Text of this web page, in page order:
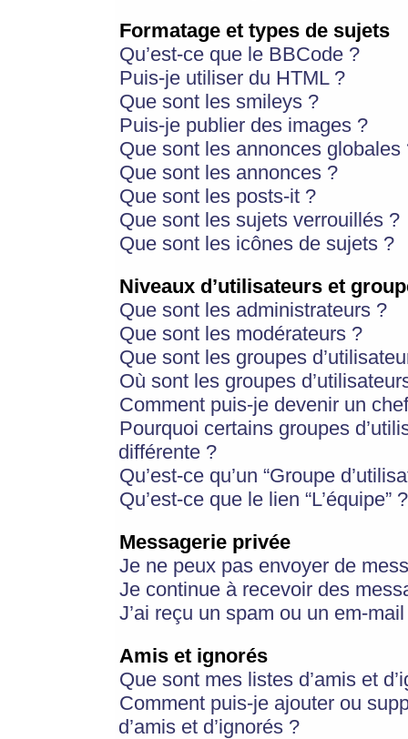
Formatage et types de sujets
Qu’est-ce que le BBCode ?
Puis-je utiliser du HTML ?
Que sont les smileys ?
Puis-je publier des images ?
Que sont les annonces globales
Que sont les annonces ?
Que sont les posts-it ?
Que sont les sujets verrouillés ?
Que sont les icônes de sujets ?
Niveaux d’utilisateurs et
Que sont les administrateurs ?
Que sont les modérateurs ?
Que sont les groupes
Où sont les groupes
Comment puis-je devenir un
Pourquoi certains groupes
différente ?
Qu’est-ce qu’un “Groupe
Qu’est-ce que le lien “L’équipe” ?
Messagerie privée
Je ne peux pas envoyer de
Je continue à recevoir des
J’ai reçu un spam ou un em-
Amis et ignorés
Que sont mes listes d’amis et
Comment puis-je ajouter ou
d’amis et d’ignorés ?